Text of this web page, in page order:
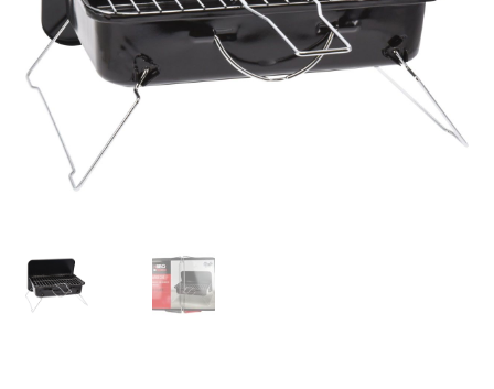
Huishouden
Persoonlijke Verzorging
Elektronica
Speelgoed
Reizen
Sport